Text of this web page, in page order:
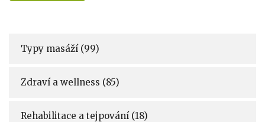
Typy masáží (99)
Zdraví a wellness (85)
Rehabilitace a tejpování (18)